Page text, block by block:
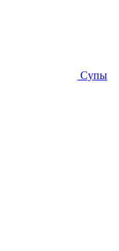
Супы